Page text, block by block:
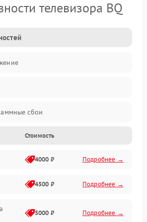
телевизора BQ
сбои
модули
Стоимость
4000 ₽ Подробнее →
4500 ₽ Подробнее →
5000 ₽ Подробнее →